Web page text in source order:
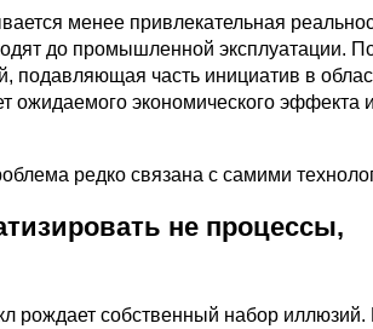
менее привлекательная
до промышленной эксплуатации.
подавляющая часть инициатив в
ожидаемого экономического эффекта
редко связана с самими
не процессы,
рождает собственный набор иллюзий.